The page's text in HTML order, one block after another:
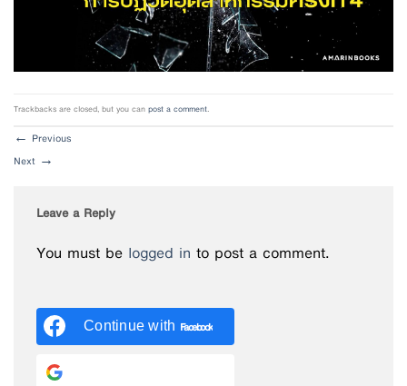
Trackbacks are closed, but you canpost a comment.
← Previous
Next →
Leave a Reply
You must be logged in to post a comment.
Continue with Facebook